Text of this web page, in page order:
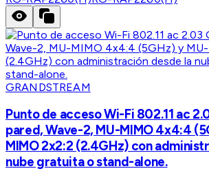
GRANDSTREAM
Punto de acceso Wi-Fi 802.11 ac
pared, Wave-2, MU-MIMO 4x4:4
MIMO 2x2:2 (2.4GHz) con
nube gratuita o stand-alone.